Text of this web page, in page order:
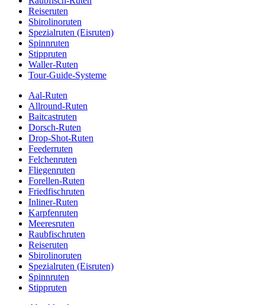
Reiseruten
Sbirolinoruten
Spezialruten (Eisruten)
Spinnruten
Stippruten
Waller-Ruten
Tour-Guide-Systeme
Aal-Ruten
Allround-Ruten
Baitcastruten
Dorsch-Ruten
Drop-Shot-Ruten
Feederruten
Felchenruten
Fliegenruten
Forellen-Ruten
Friedfischruten
Inliner-Ruten
Karpfenruten
Meeresruten
Raubfischruten
Reiseruten
Sbirolinoruten
Spezialruten (Eisruten)
Spinnruten
Stippruten